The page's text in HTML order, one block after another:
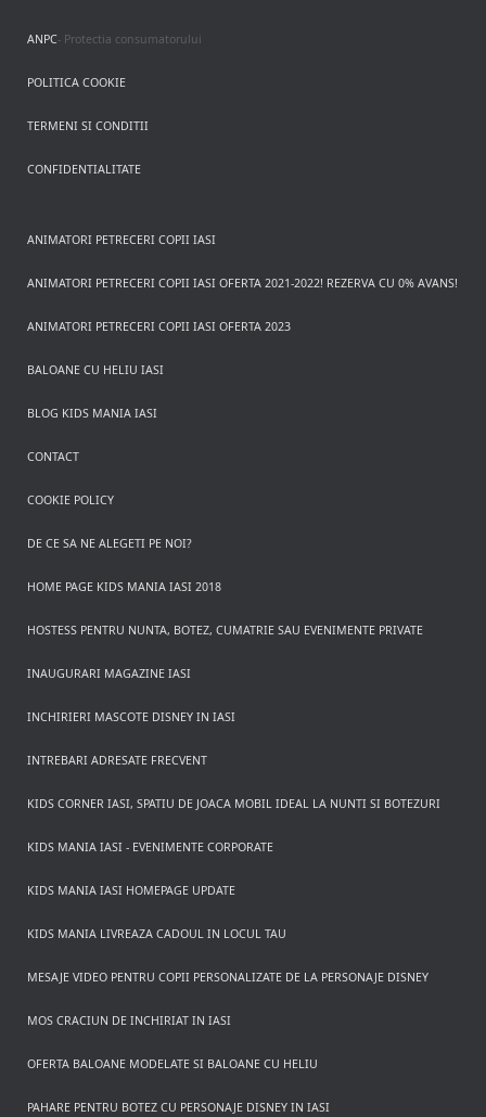
ANPC- Protectia consumatorului
POLITICA COOKIE
TERMENI SI CONDITII
CONFIDENTIALITATE
ANIMATORI PETRECERI COPII IASI
ANIMATORI PETRECERI COPII IASI OFERTA 2021-2022! REZERVA CU 0% AVANS!
ANIMATORI PETRECERI COPII IASI OFERTA 2023
BALOANE CU HELIU IASI
BLOG KIDS MANIA IASI
CONTACT
COOKIE POLICY
DE CE SA NE ALEGETI PE NOI?
HOME PAGE KIDS MANIA IASI 2018
HOSTESS PENTRU NUNTA, BOTEZ, CUMATRIE SAU EVENIMENTE PRIVATE
INAUGURARI MAGAZINE IASI
INCHIRIERI MASCOTE DISNEY IN IASI
INTREBARI ADRESATE FRECVENT
KIDS CORNER IASI, SPATIU DE JOACA MOBIL IDEAL LA NUNTI SI BOTEZURI
KIDS MANIA IASI - EVENIMENTE CORPORATE
KIDS MANIA IASI HOMEPAGE UPDATE
KIDS MANIA LIVREAZA CADOUL IN LOCUL TAU
MESAJE VIDEO PENTRU COPII PERSONALIZATE DE LA PERSONAJE DISNEY
MOS CRACIUN DE INCHIRIAT IN IASI
OFERTA BALOANE MODELATE SI BALOANE CU HELIU
PAHARE PENTRU BOTEZ CU PERSONAJE DISNEY IN IASI